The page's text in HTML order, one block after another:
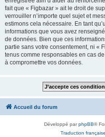
fait que « Figbazar » ait le droit de
verrouiller n’importe quel sujet et
estimons cela nécessaire. En tant
informations que vous avez
de données. Bien que ces
partie sans votre consentement, ni «
tenus comme responsables en cas
à compromettre vos données.
Accueil du forum
Développé parphpBB®
Traduction